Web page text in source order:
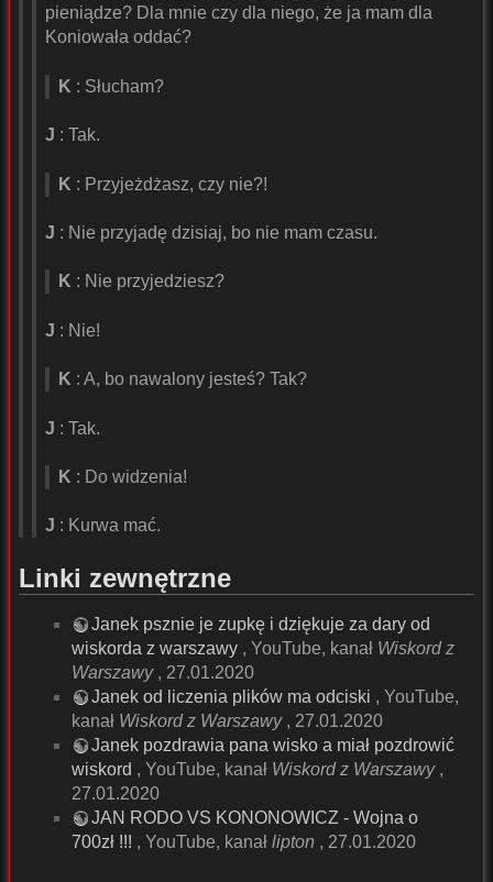
pieniądze? Dla mnie czy dla niego, że ja mam dla
Koniowała oddać?
K : Słucham?
J : Tak.
K : Przyjeżdżasz, czy nie?!
J : Nie przyjadę dzisiaj, bo nie mam czasu.
K : Nie przyjedziesz?
J : Nie!
K : A, bo nawalony jesteś? Tak?
J : Tak.
K : Do widzenia!
J : Kurwa mać.
Linki zewnętrzne
Janek psznie je zupkę i dziękuje za dary od
wiskorda z warszawy , YouTube, kanał Wiskord z
Warszawy, 27.01.2020
Janek od liczenia plików ma odciski , YouTube,
kanał Wiskord z Warszawy, 27.01.2020
Janek pozdrawia pana wisko a miał pozdrowić
wiskord , YouTube, kanał Wiskord z Warszawy,
27.01.2020
JAN RODO VS KONONOWICZ - Wojna o
700zł !!! , YouTube, kanał lipton , 27.01.2020